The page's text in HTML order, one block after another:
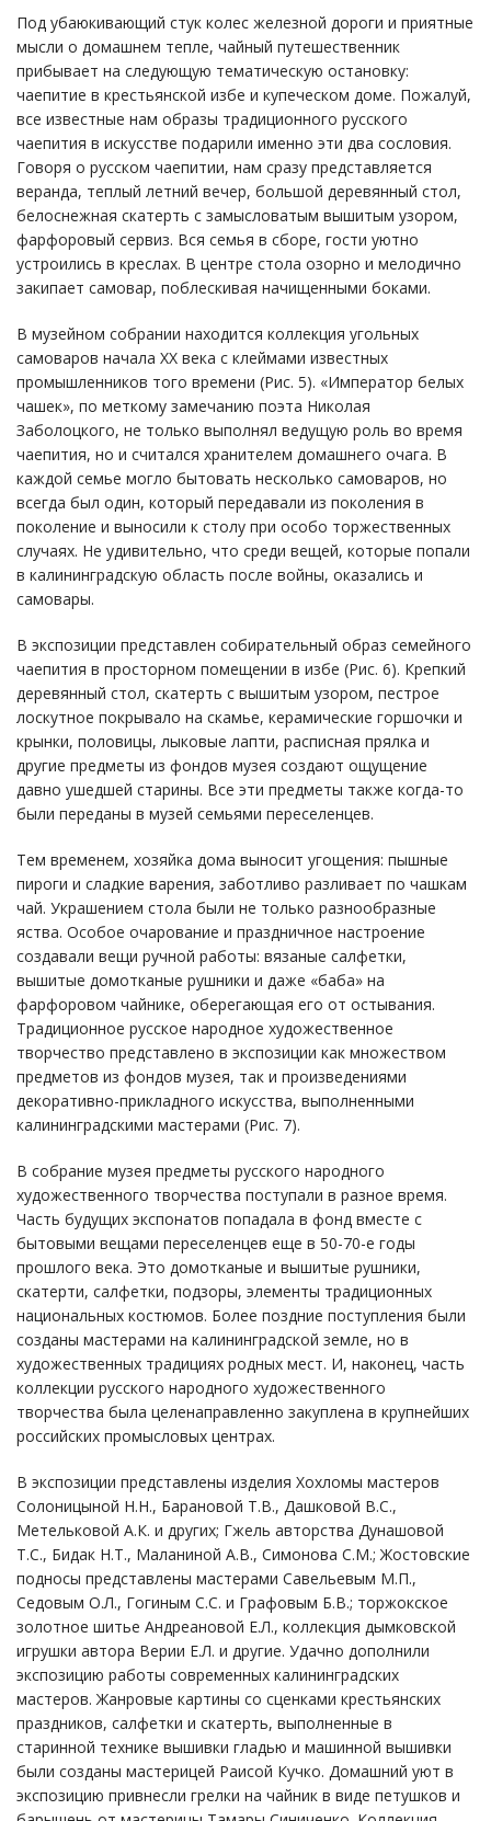
Под убаюкивающий стук колес железной дороги и приятные
мысли о домашнем тепле, чайный путешественник
прибывает на следующую тематическую остановку:
чаепитие в крестьянской избе и купеческом доме. Пожалуй,
все известные нам образы традиционного русского
чаепития в искусстве подарили именно эти два сословия.
Говоря о русском чаепитии, нам сразу представляется
веранда, теплый летний вечер, большой деревянный стол,
белоснежная скатерть с замысловатым вышитым узором,
фарфоровый сервиз. Вся семья в сборе, гости уютно
устроились в креслах. В центре стола озорно и мелодично
закипает самовар, поблескивая начищенными боками.
В музейном собрании находится коллекция угольных
самоваров начала ХХ века с клеймами известных
промышленников того времени (Рис. 5). «Император белых
чашек», по меткому замечанию поэта Николая
Заболоцкого, не только выполнял ведущую роль во время
чаепития, но и считался хранителем домашнего очага. В
каждой семье могло бытовать несколько самоваров, но
всегда был один, который передавали из поколения в
поколение и выносили к столу при особо торжественных
случаях. Не удивительно, что среди вещей, которые попали
в калининградскую область после войны, оказались и
самовары.
В экспозиции представлен собирательный образ семейного
чаепития в просторном помещении в избе (Рис. 6). Крепкий
деревянный стол, скатерть с вышитым узором, пестрое
лоскутное покрывало на скамье, керамические горшочки и
крынки, половицы, лыковые лапти, расписная прялка и
другие предметы из фондов музея создают ощущение
давно ушедшей старины. Все эти предметы также когда-то
были переданы в музей семьями переселенцев.
Тем временем, хозяйка дома выносит угощения: пышные
пироги и сладкие варения, заботливо разливает по чашкам
чай. Украшением стола были не только разнообразные
яства. Особое очарование и праздничное настроение
создавали вещи ручной работы: вязаные салфетки,
вышитые домотканые рушники и даже «баба» на
фарфоровом чайнике, оберегающая его от остывания.
Традиционное русское народное художественное
творчество представлено в экспозиции как множеством
предметов из фондов музея, так и произведениями
декоративно-прикладного искусства, выполненными
калининградскими мастерами (Рис. 7).
В собрание музея предметы русского народного
художественного творчества поступали в разное время.
Часть будущих экспонатов попадала в фонд вместе с
бытовыми вещами переселенцев еще в 50-70-е годы
прошлого века. Это домотканые и вышитые рушники,
скатерти, салфетки, подзоры, элементы традиционных
национальных костюмов. Более поздние поступления были
созданы мастерами на калининградской земле, но в
художественных традициях родных мест. И, наконец, часть
коллекции русского народного художественного
творчества была целенаправленно закуплена в крупнейших
российских промысловых центрах.
В экспозиции представлены изделия Хохломы мастеров
Солоницыной Н.Н., Барановой Т.В., Дашковой В.С.,
Метельковой А.К. и других; Гжель авторства Дунашовой
Т.С., Бидак Н.Т., Маланиной А.В., Симонова С.М.; Жостовские
подносы представлены мастерами Савельевым М.П.,
Седовым О.Л., Гогиным С.С. и Графовым Б.В.; торжокское
золотное шитье Андреановой Е.Л., коллекция дымковской
игрушки автора Верии Е.Л. и другие. Удачно дополнили
экспозицию работы современных калининградских
мастеров. Жанровые картины со сценками крестьянских
праздников, салфетки и скатерть, выполненные в
старинной технике вышивки гладью и машинной вышивки
были созданы мастерицей Раисой Кучко. Домашний уют в
экспозицию привнесли грелки на чайник в виде петушков и